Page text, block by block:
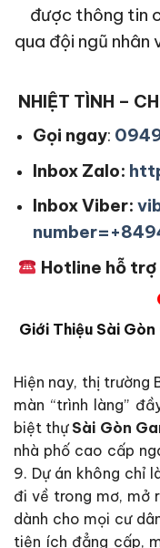
được thông tin
qua đội ngũ nhân
NHIỆT TÌNH –
Gọi ngay:
Inbox Zalo:
Inbox Viber:
Hotline hỗ
Giới Thiệu Sài
Hiện nay, thị trường
màn “trình làng”
biệt thự Sài Gòn
nhà phố cao cấp
9. Dự án không chỉ
đi về trong mơ, mở
dành cho mọi cư
tiện ích đẳng cấp,